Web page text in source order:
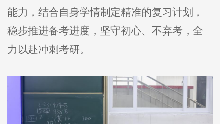
能力，结合自身学情制定精准的复习计划，
稳步推进备考进度，坚守初心、不弃考，全
力以赴冲刺考研。